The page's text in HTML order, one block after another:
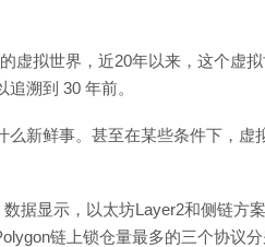
虚拟世界，近20年以来，这个虚
溯到 30 年前。
新鲜事。甚至在某些条件下，虚
据显示，以太坊Layer2和侧链方
链上锁仓量最多的三个协议